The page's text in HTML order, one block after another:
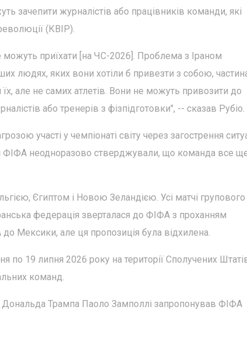
зачепити журналістів або працівників команди, які
(КВІР).
можуть приїхати [на ЧС-2026]. Проблема з Іраном
людях, яких вони хотіли б привезти з собою,
але не самих атлетів. Вони не можуть привозити до
або тренерів з фізпідготовки", -- сказав Рубіо.
участі у чемпіонаті світу через загострення
неодноразово стверджували, що команда все
Єгиптом і Новою Зеландією. Усі матчі групового
федерація зверталася до ФІФА з проханням
Мексики, але ця пропозиція була відхилена.
по 19 липня 2026 року на території Сполучених
команд.
Трампа Паоло Замполлі запропонував ФІФА